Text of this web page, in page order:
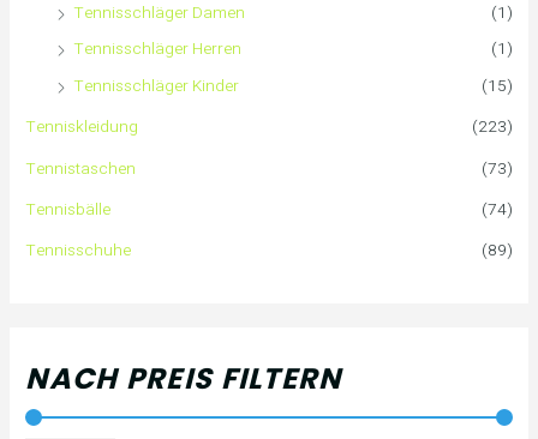
Tennisschläger Damen
(1)
Tennisschläger Herren
(1)
Tennisschläger Kinder
(15)
Tenniskleidung
(223)
Tennistaschen
(73)
Tennisbälle
(74)
Tennisschuhe
(89)
NACH PREIS FILTERN